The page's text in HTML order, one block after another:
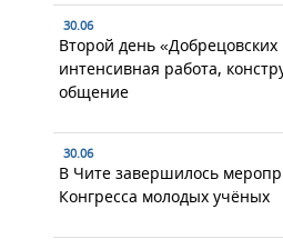
30.06
Второй день «Добрецовских
интенсивная работа,
общение
30.06
В Чите завершилось
Конгресса молодых учёных